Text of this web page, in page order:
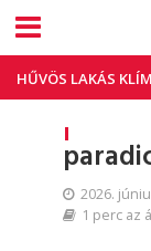
HŰVÖS LAKÁS
2026.
1 perc az